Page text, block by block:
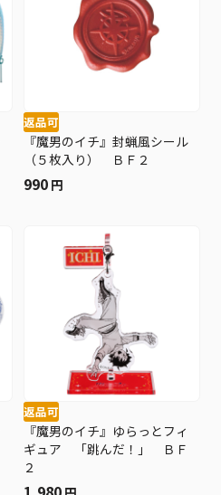
返品可
『魔男のイチ』封蝋風シール
（５枚入り） ＢＦ２
990 円
返品可
『魔男のイチ』ゆらっとフィ
ギュア 「跳んだ！」 ＢＦ
２